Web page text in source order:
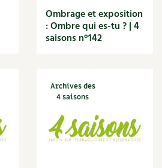
Ombrage et exposition
: Ombre qui es-tu ? | 4
saisons n°142
Archives des
4 saisons